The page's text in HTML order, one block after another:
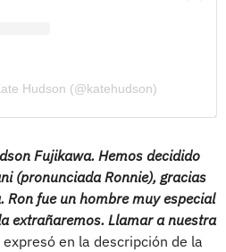
Hudson (@katehudson)
Fujikawa. Hemos decidido
(pronunciada Ronnie), gracias
Ron fue un hombre muy especial
extrañaremos. Llamar a nuestra
expresó en la descripción de la